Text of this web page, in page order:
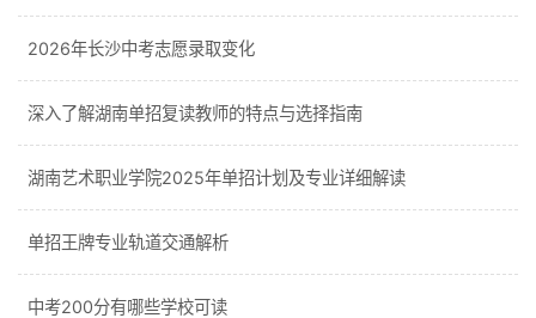
2026年长沙中考志愿录取变化
深入了解湖南单招复读教师的特点与选择指南
湖南艺术职业学院2025年单招计划及专业详细解读
单招王牌专业轨道交通解析
中考200分有哪些学校可读